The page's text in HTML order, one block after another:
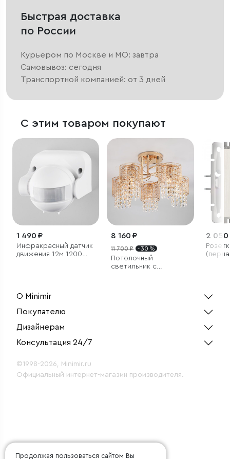
Быстрая доставка
по России
Курьером по Москве и МО: завтра
Самовывоз: сегодня
Транспортной компанией: от 3 дней
С этим товаром покупают
1 490 ₽
Инфракрасный датчик
движения 12м 1200W
8 160 ₽
11 700 ₽ - 30 %
Потолочный
светильник с
2 050
О Minimir
Покупателю
Дизайнерам
Консультация 24/7
©1998-2026, Minimir.ru
Официальный интернет-магазин производителя.
Продолжая пользоваться сайтом Вы